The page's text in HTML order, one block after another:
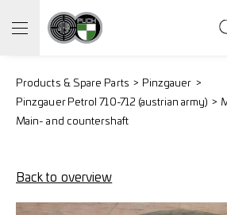
Products & Spare Parts
Pinzgauer
Pinzgauer Petrol 710-712 (austrian army)
Main- and countershaft
Back to overview